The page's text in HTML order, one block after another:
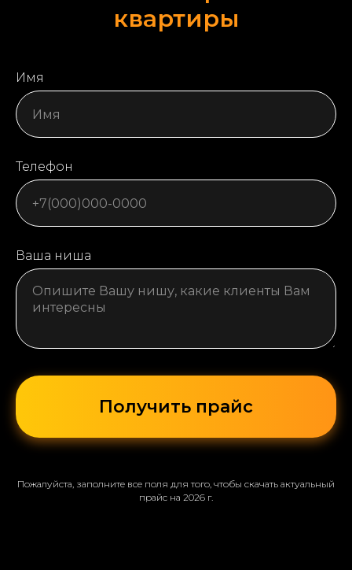
квартиры
Имя
Телефон
Ваша ниша
Получить прайс
Пожалуйста, заполните все поля для того, чтобы скачать актуальный
прайс на 2026 г.